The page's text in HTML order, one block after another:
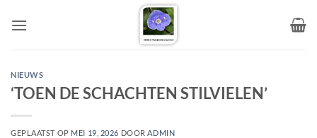
naar
NIEUWS
‘TOEN DE SCHACHTEN STILVIELEN’
GEPLAATST OP MEI 19, 2026 DOOR ADMIN